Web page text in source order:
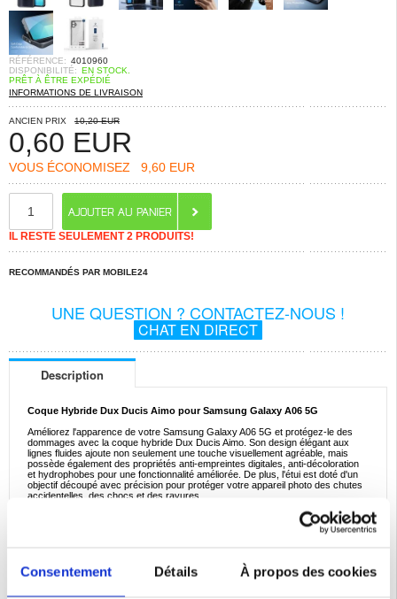
Consentement Détails À propos des cookies
RÉFÉRENCE: 4010960
DISPONIBILITÉ: EN STOCK.
PRÊT À ÊTRE EXPÉDIÉ
INFORMATIONS DE LIVRAISON
ANCIEN PRIX 10,20 EUR
0,60 EUR
VOUS ÉCONOMISEZ 9,60 EUR
IL RESTE SEULEMENT 2 PRODUITS!
RECOMMANDÉS PAR MOBILE24
UNE QUESTION ? CONTACTEZ-NOUS !
CHAT EN DIRECT
Description
Coque Hybride Dux Ducis Aimo pour Samsung Galaxy A06 5G
Améliorez l'apparence de votre Samsung Galaxy A06 5G et protégez-le des
dommages avec la coque hybride Dux Ducis Aimo. Son design élégant aux
lignes fluides ajoute non seulement une touche visuellement agréable, mais
possède également des propriétés anti-empreintes digitales, anti-décoloration
et hydrophobes pour une fonctionnalité améliorée. De plus, l'étui est doté d'un
objectif découpé avec précision pour protéger votre appareil photo des chutes
accidentelles, des chocs et des rayures.
- Coque hybird Dux Ducis Aimo de haute qualité pour Samsung Galaxy A06 5G
- Protection extraordinaire et sans faille, idéale pour votre Samsung Galaxy A06
conception des lignes fluides
- Les cadres surélevés autour de l'écran et la caméra fermée avec un objectif